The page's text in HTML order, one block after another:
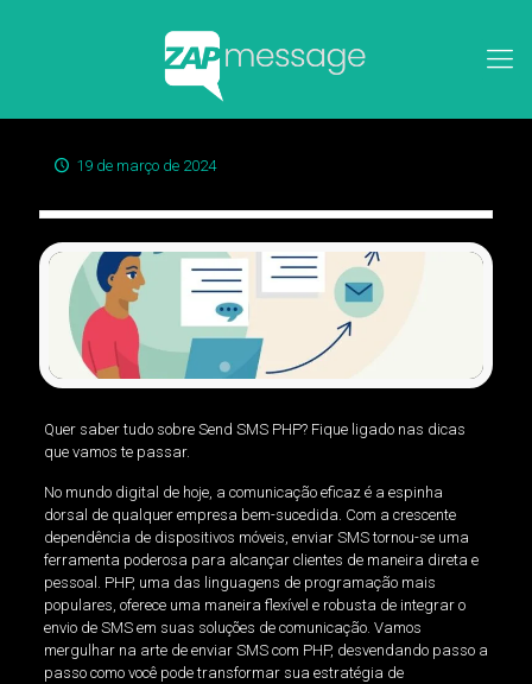
19 de março de 2024
Quer saber tudo sobre Send SMS PHP? Fique ligado nas dicas
que vamos te passar.
No mundo digital de hoje, a comunicação eficaz é a espinha
dorsal de qualquer empresa bem-sucedida. Com a crescente
dependência de dispositivos móveis, enviar SMS tornou-se uma
ferramenta poderosa para alcançar clientes de maneira direta e
pessoal. PHP, uma das linguagens de programação mais
populares, oferece uma maneira flexível e robusta de integrar o
envio de SMS em suas soluções de comunicação. Vamos
mergulhar na arte de enviar SMS com PHP, desvendando passo a
passo como você pode transformar sua estratégia de